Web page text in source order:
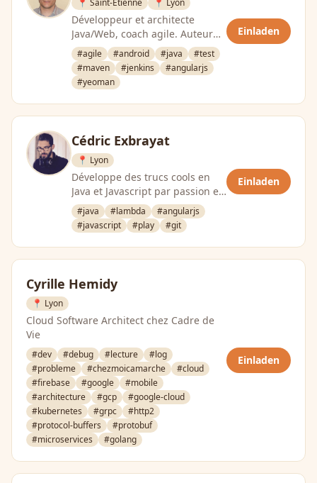
📍 Saint-Etienne 📍 Lyon
Développeur et architecte
Java/Web, coach agile. Auteur
du blog javamind-fr
#agile #android #java
#test
#maven
#jenkins
#angularjs
#yeoman
Einladen
Cédric Exbrayat
📍 Lyon
Développe des trucs cools en
Java et Javascript par passion et
pour vivre. Leader du Lyon Java
User Group, de la …
#java #lambda
#angularjs
#javascript
#play #git
Einladen
Cyrille Hemidy
📍 Lyon
Cloud Software Architect chez Cadre de
Vie
#dev #debug #lecture
#log
#probleme
#chezmoicamarche
#cloud
#firebase
#google
#mobile
#architecture
#gcp
#google-cloud
#kubernetes
#grpc
#http2
#protocol-buffers
#protobuf
#microservices
#golang
Einladen